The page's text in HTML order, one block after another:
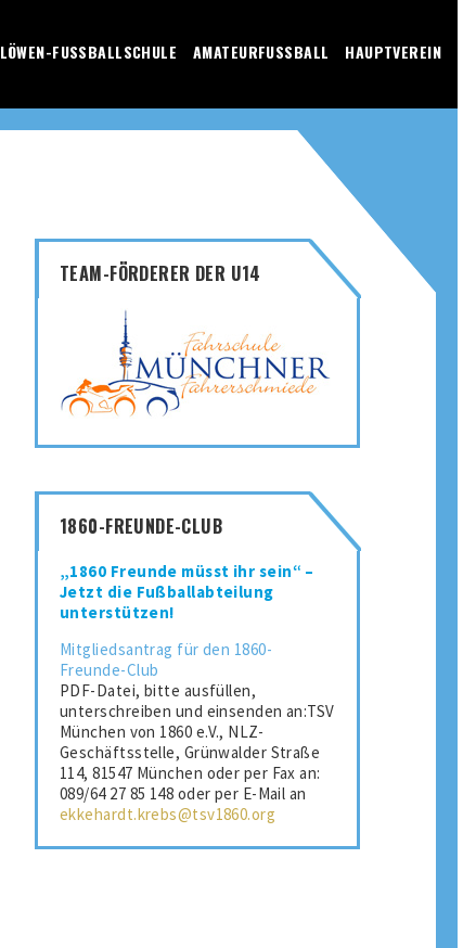
LÖWEN-FUSSBALLSCHULE AMATEURFUSSBALL HAUPTVEREIN
TEAM-FÖRDERER DER U14
1860-FREUNDE-CLUB
„1860 Freunde müsst ihr sein“ –
Jetzt die Fußballabteilung
unterstützen!
Mitgliedsantrag für den 1860-
Freunde-Club
PDF-Datei, bitte ausfüllen,
unterschreiben und einsenden an:TSV
München von 1860 e.V., NLZ-
Geschäftsstelle, Grünwalder Straße
114, 81547 München oder per Fax an:
089/64 27 85 148 oder per E-Mail an
ekkehardt.krebs@tsv1860.org